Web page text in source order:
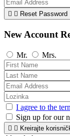
  Reset Password
New Account
Mr. Mrs.
I agree to the
Sign up for our
  Kreirajte